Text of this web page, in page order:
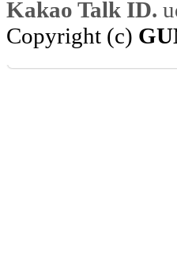
Kakao Talk ID.
Copyright (c)